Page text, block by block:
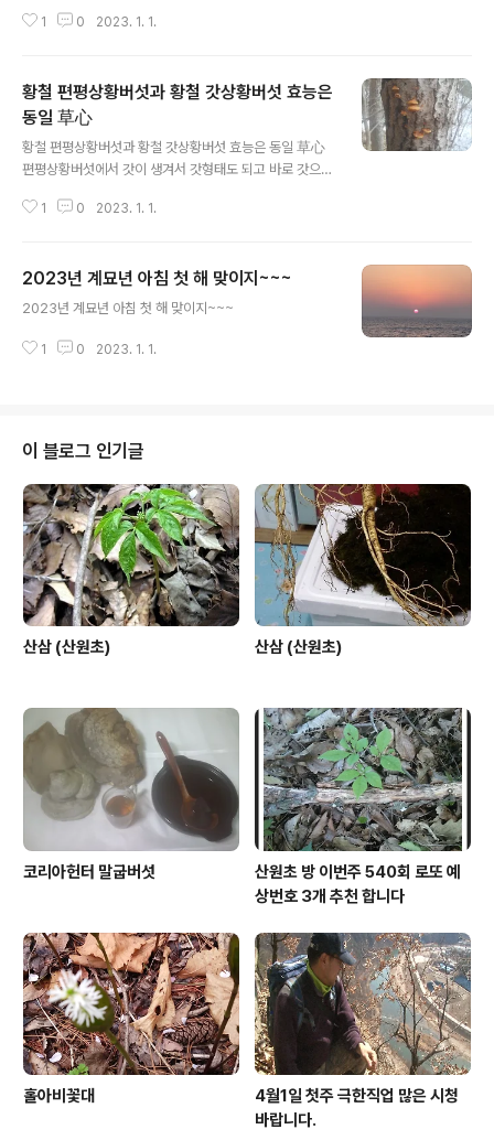
1 0 2023. 1. 1.
황철 편평상황버섯과 황철 갓상황버섯 효능은
동일 草心
황철 편평상황버섯과 황철 갓상황버섯 효능은 동일 草心
편평상황버섯에서 갓이 생겨서 갓형태도 되고 바로 갓으로
1 0 2023. 1. 1.
2023년 계묘년 아침 첫 해 맞이지~~~
2023년 계묘년 아침 첫 해 맞이지~~~
1 0 2023. 1. 1.
이 블로그 인기글
산삼 (산원초) 산삼 (산원초)
코리아헌터 말굽버섯
산원초 방 이번주 540회 로또 예
상번호 3개 추천 합니다
홀아비꽃대
4월1일 첫주 극한직업 많은 시청
바랍니다.